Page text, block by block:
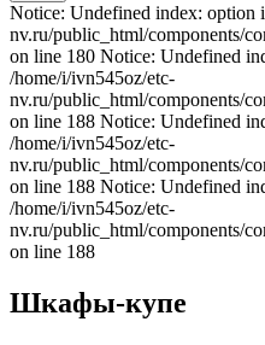
Notice: Undefined index: option
nv.ru/public_html/components/
on line 180 Notice: Undefined
/home/i/ivn545oz/etc-
nv.ru/public_html/components/
on line 188 Notice: Undefined
/home/i/ivn545oz/etc-
nv.ru/public_html/components/
on line 188 Notice: Undefined
/home/i/ivn545oz/etc-
nv.ru/public_html/components/
on line 188
Шкафы-купе